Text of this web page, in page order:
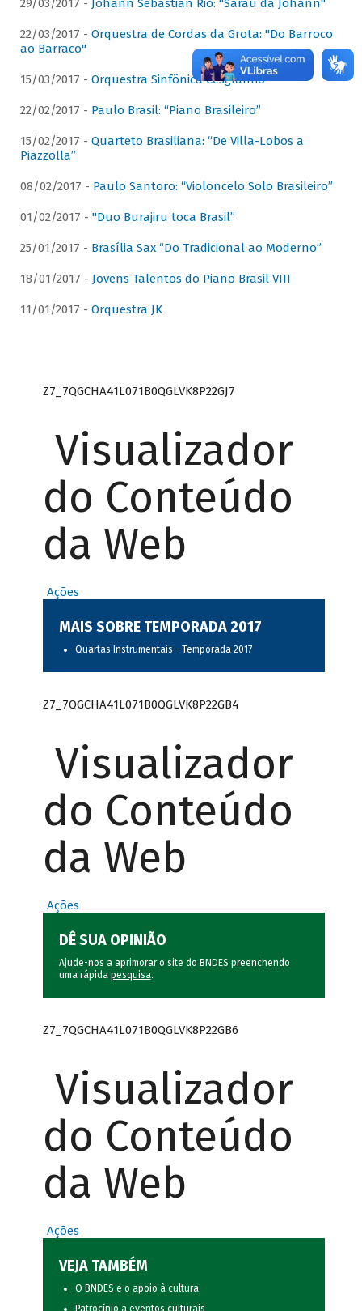
29/03/2017 - Johann Sebastian Rio: "Sarau da Johann"
22/03/2017 - Orquestra de Cordas da Grota: "Do Barroco
ao Barraco"
15/03/2017 - Orquestra Sinfônica Cesgranrio
22/02/2017 - Paulo Brasil: “Piano Brasileiro”
15/02/2017 - Quarteto Brasiliana: “De Villa-Lobos a
Piazzolla”
08/02/2017 - Paulo Santoro: “Violoncelo Solo Brasileiro”
01/02/2017 - "Duo Burajiru toca Brasil”
25/01/2017 - Brasília Sax “Do Tradicional ao Moderno”
18/01/2017 - Jovens Talentos do Piano Brasil VIII
11/01/2017 - Orquestra JK
Z7_7QGCHA41L071B0QGLVK8P22GJ7
Visualizador
do Conteúdo
da Web
Ações
MAIS SOBRE TEMPORADA 2017
Quartas Instrumentais - Temporada 2017
Z7_7QGCHA41L071B0QGLVK8P22GB4
Visualizador
do Conteúdo
da Web
Ações
DÊ SUA OPINIÃO
Ajude-nos a aprimorar o site do BNDES preenchendo
uma rápida pesquisa.
Z7_7QGCHA41L071B0QGLVK8P22GB6
Visualizador
do Conteúdo
da Web
Ações
VEJA TAMBÉM
O BNDES e o apoio à cultura